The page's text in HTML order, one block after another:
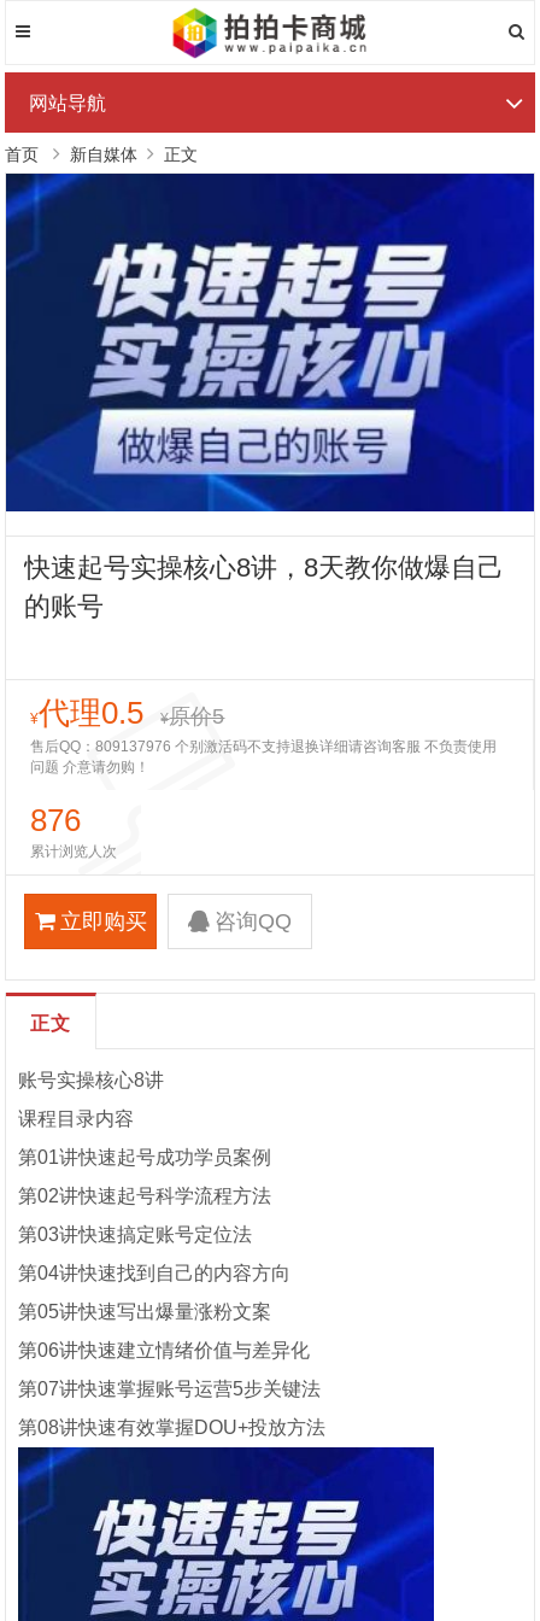
网站导航
首页 新自媒体 正文
快速起号实操核心8讲，8天教你做爆自己
的账号
¥代理0.5 ¥原价5
售后QQ：809137976 个别激活码不支持退换详细请咨询客服 不负责使用
问题 介意请勿购！
876
累计浏览人次
立即购买 咨询QQ
正文
账号实操核心8讲
课程目录内容
第01讲快速起号成功学员案例
第02讲快速起号科学流程方法
第03讲快速搞定账号定位法
第04讲快速找到自己的内容方向
第05讲快速写出爆量涨粉文案
第06讲快速建立情绪价值与差异化
第07讲快速掌握账号运营5步关键法
第08讲快速有效掌握DOU+投放方法